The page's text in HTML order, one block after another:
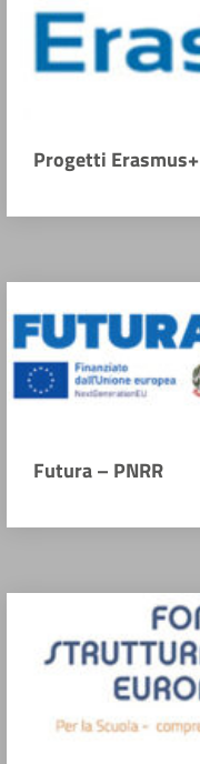
Progetti Erasmus+
Futura – PNRR